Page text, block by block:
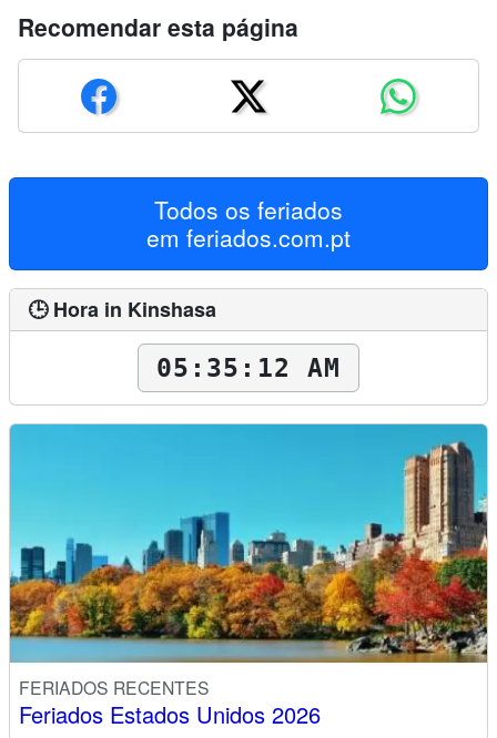
Recomendar esta página
Todos os feriados
em feriados.com.pt
🕒 Hora in Kinshasa
05:35:13 AM
FERIADOS RECENTES
Feriados Estados Unidos 2026